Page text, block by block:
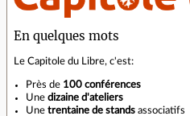
En quelques mots
Le Capitole du Libre, c'est:
Près de 100 conférences
Une dizaine d'ateliers
Une trentaine de stands associatifs